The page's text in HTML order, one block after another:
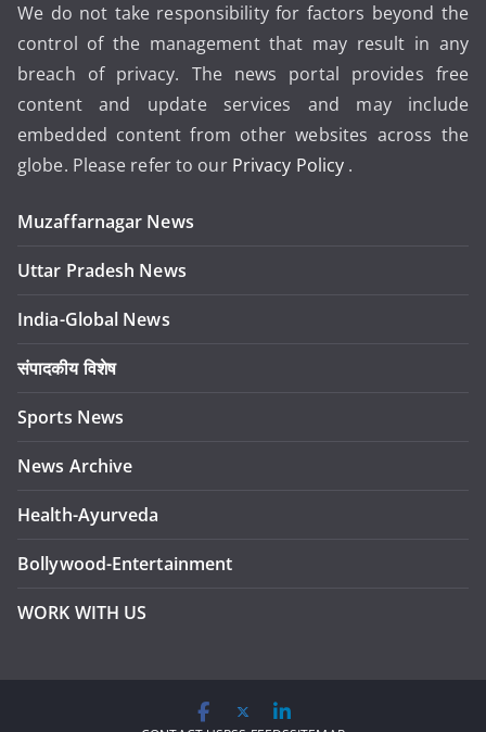
We do not take responsibility for factors beyond the
control of the management that may result in any
breach of privacy. The news portal provides free
content and update services and may include
embedded content from other websites across the
globe. Please refer to our Privacy Policy .
Muzaffarnagar News
Uttar Pradesh News
India-Global News
संपादकीय विशेष
Sports News
News Archive
Health-Ayurveda
Bollywood-Entertainment
WORK WITH US